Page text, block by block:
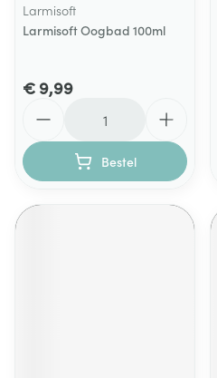
Larmisoft
Larmisoft Oogbad 100ml
€ 9,99
Bestel